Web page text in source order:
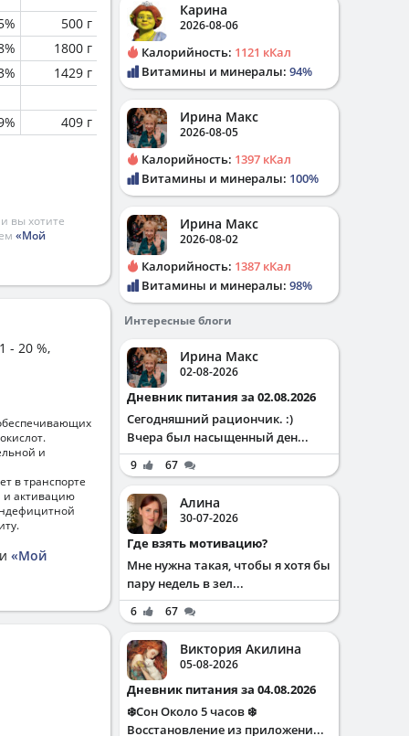
500 г
1800 г
1429 г
409 г
вы хотите
«Мой
- 20 %,
и
в транспорте
и активацию
«Мой
Карина
2026-08-06
Калорийность: 1121 кКал
Витамины и минералы: 94%
Ирина Макс
2026-08-05
Калорийность: 1397 кКал
Витамины и минералы: 100%
Ирина Макс
2026-08-02
Калорийность: 1387 кКал
Витамины и минералы: 98%
Интересные блоги
Ирина Макс
02-08-2026
Дневник питания за 02.08.2026
Сегодняшний рациончик. :)
Вчера был насыщенный ден...
9 67
Алина
30-07-2026
Где взять мотивацию?
Мне нужна такая, чтобы я хотя бы
пару недель в зел...
6 67
Виктория Акилина
05-08-2026
Дневник питания за 04.08.2026
❄️Сон Около 5 часов ❄️
Восстановление из приложени...